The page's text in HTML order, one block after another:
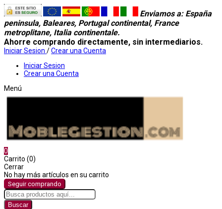
Enviamos a: España
peninsula, Baleares, Portugal continental, France
metroplitane, Italia continentale.
Ahorre comprando directamente, sin intermediarios.
Iniciar Sesion /Crear una Cuenta
Iniciar Sesion
Crear una Cuenta
Menú
0
Carrito (0)
Cerrar
No hay más artículos en su carrito
Seguir comprando
Buscar